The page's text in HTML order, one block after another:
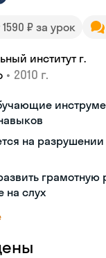
1590 ₽ за урок
институт г.
• 2010 г.
на
грамотную
на слух